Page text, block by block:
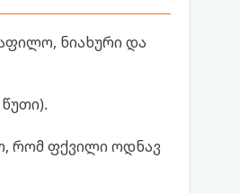
ნიახური და
რომ ფქვილი ოდნავ